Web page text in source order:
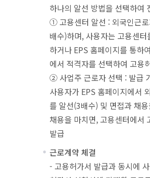
하나의 알선 방법을 선택하여
① 고용센터 알선 : 외국인근
배수)하며, 사용자는 고용센터
하거나 EPS 홈페이지를 통하
에서 적격자를 선택하여 고용
② 사업주 근로자 선택 : 발급
사용자가 EPS 홈페이지에서
를 알선(3배수) 및 면접과 채
채용을 마치면, 고용센터에서
발급
근로계약 체결
- 고용허가서 발급과 동시에